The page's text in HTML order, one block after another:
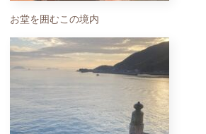
お堂を囲むこの境内